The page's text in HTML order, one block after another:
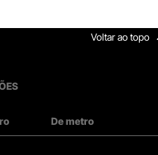
Voltar ao topo
De metro